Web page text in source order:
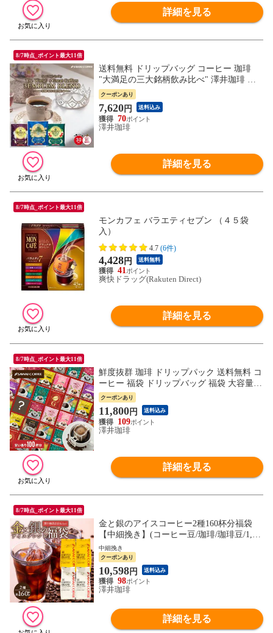
詳細を見る
8/7時点_ポイント最大11倍
送料無料 ドリップバッグ コーヒー 珈琲
"大満足の三大銘柄飲み比べ" 澤井珈琲 ド
リップコーヒー ブルーマウンテンNo.1ブレ
ンド ハワイコナブレンド ゲイシャブレン
ド 30袋 香り高い 上品 飲みやすい ご褒美
クーポンあり
7,620円 送料込み
70
澤井珈琲
詳細を見る
8/7時点_ポイント最大11倍
モンカフェ バラエティセブン （４５袋
入）
4.7 (6件)
4,428円 送料無料
41
爽快ドラッグ(Rakuten Direct)
詳細を見る
8/7時点_ポイント最大11倍
鮮度抜群 珈琲 ドリップパック 送料無料 コ
ーヒー 福袋 ドリップバッグ 福袋 大容量
個包装 甘い香りが好きな方への飲み比べ10
種100杯セット 澤井珈琲
クーポンあり
11,800円 送料込み
109
澤井珈琲
詳細を見る
8/7時点_ポイント最大11倍
金と銀のアイスコーヒー2種160杯分福袋
【中細挽き】(コーヒー豆/珈琲/珈琲豆/1,6k
g/コールドブリュー/水出し/夏)
中細挽き
クーポンあり
10,598円 送料込み
98
澤井珈琲
詳細を見る